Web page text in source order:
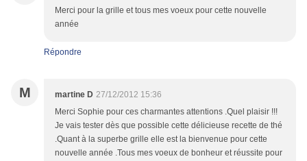
Merci pour la grille et tous mes voeux pour cette nouvelle
année
Répondre
M martine D 27/12/2012 15:36
Merci Sophie pour ces charmantes attentions .Quel plaisir !!!
Je vais tester dès que possible cette délicieuse recette de thé
.Quant à la superbe grille elle est la bienvenue pour cette
nouvelle année .Tous mes voeux de bonheur et réussite pour